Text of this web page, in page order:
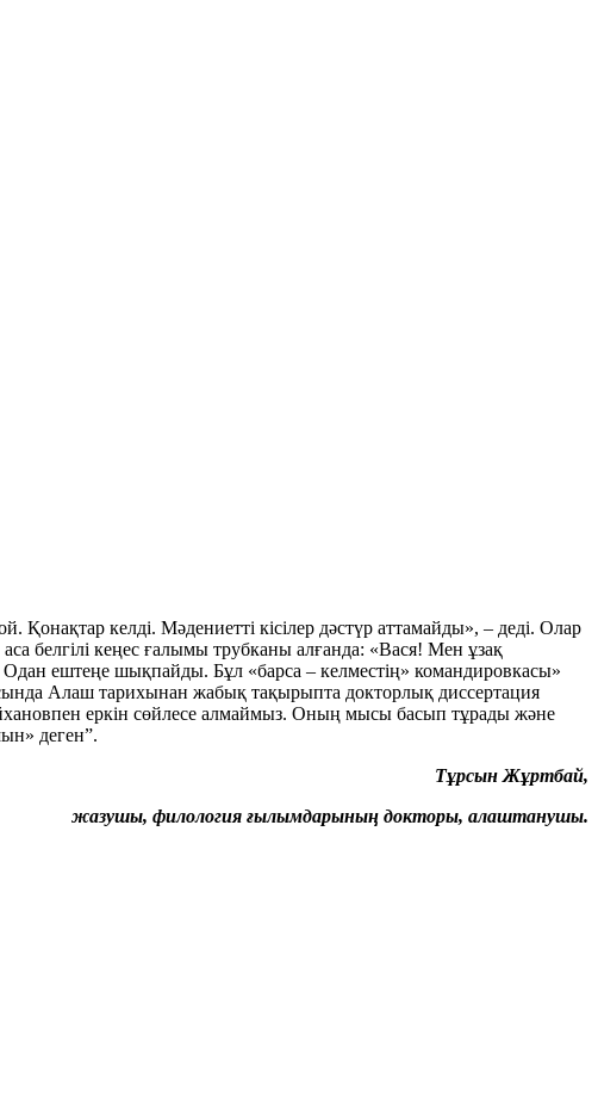
Қонақтар келді. Мәдениетті кісілер дәстүр аттамайды», – деді. Олар
белгілі кеңес ғалымы трубканы алғанда: «Вася! Мен ұзақ
ештеңе шықпайды. Бұл «барса – келместің» командировкасы»
Алаш тарихынан жабық тақырыпта докторлық диссертация
еркін сөйлесе алмаймыз. Оның мысы басып тұрады және
деген”.
Тұрсын Жұртбай,
жазушы, филология ғылымдарының докторы, алаштанушы.